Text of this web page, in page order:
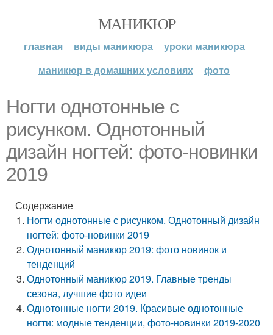
МАНИКЮР
главная виды маникюра
уроки маникюра
маникюр в домашних условиях
фото
Ногти однотонные с
рисунком. Однотонный
дизайн ногтей: фото-новинки
2019
Содержание
Ногти однотонные с рисунком. Однотонный дизайн
ногтей: фото-новинки 2019
Однотонный маникюр 2019: фото новинок и
тенденций
Однотонный маникюр 2019. Главные тренды
сезона, лучшие фото идеи
Однотонные ногти 2019. Красивые однотонные
ногти: модные тенденции, фото-новинки 2019-2020